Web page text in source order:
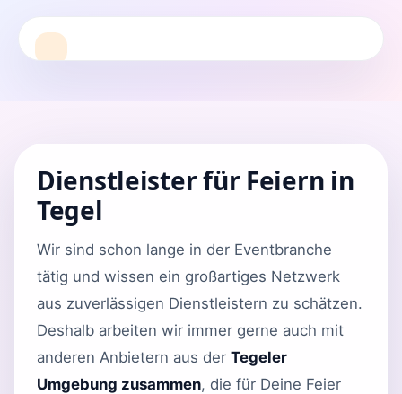
Dienstleister für Feiern in
Tegel
Wir sind schon lange in der Eventbranche
tätig und wissen ein großartiges Netzwerk
aus zuverlässigen Dienstleistern zu schätzen.
Deshalb arbeiten wir immer gerne auch mit
anderen Anbietern aus der Tegeler
Umgebung zusammen, die für Deine Feier